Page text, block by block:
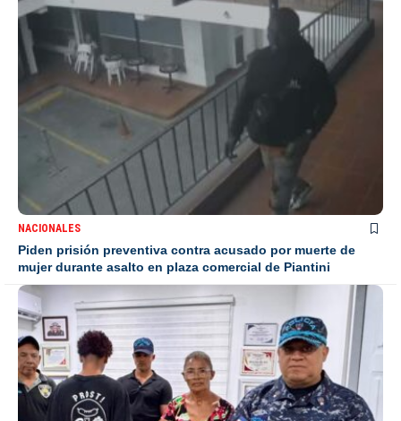
NACIONALES
Piden prisión preventiva contra acusado por muerte de
mujer durante asalto en plaza comercial de Piantini